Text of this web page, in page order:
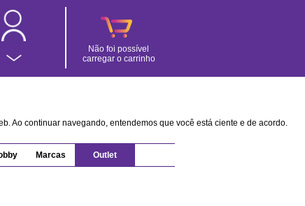
Não foi possível
carregar o carrinho
Ao continuar navegando, entendemos que você está ciente e de acordo.
Marcas Outlet